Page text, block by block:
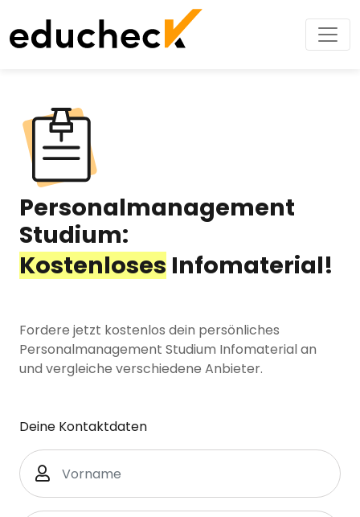
Personalmanagement
Studium:
Kostenloses Infomaterial!
Fordere jetzt kostenlos dein persönliches
Personalmanagement Studium Infomaterial an
und vergleiche verschiedene Anbieter.
Deine Kontaktdaten